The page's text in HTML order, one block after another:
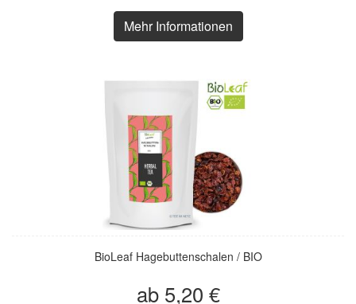
Mehr Informationen
BioLeaf Hagebuttenschalen / BIO
ab 5,20 €